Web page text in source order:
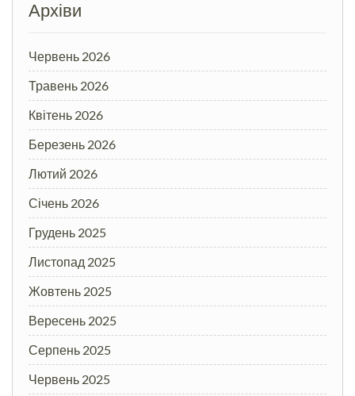
Архіви
Червень 2026
Травень 2026
Квітень 2026
Березень 2026
Лютий 2026
Січень 2026
Грудень 2025
Листопад 2025
Жовтень 2025
Вересень 2025
Серпень 2025
Червень 2025